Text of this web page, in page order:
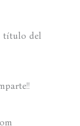
título del